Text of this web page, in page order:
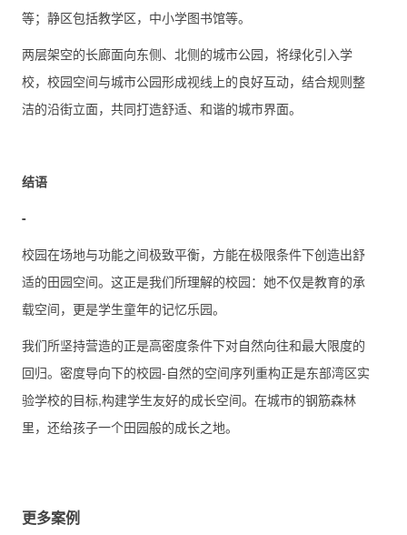
等；静区包括教学区，中小学图书馆等。
两层架空的长廊面向东侧、北侧的城市公园，将绿化引入学
校，校园空间与城市公园形成视线上的良好互动，结合规则整
洁的沿街立面，共同打造舒适、和谐的城市界面。
结语
-
校园在场地与功能之间极致平衡，方能在极限条件下创造出舒
适的田园空间。这正是我们所理解的校园：她不仅是教育的承
载空间，更是学生童年的记忆乐园。
我们所坚持营造的正是高密度条件下对自然向往和最大限度的
回归。密度导向下的校园-自然的空间序列重构正是东部湾区实
验学校的目标,构建学生友好的成长空间。在城市的钢筋森林
里，还给孩子一个田园般的成长之地。
更多案例